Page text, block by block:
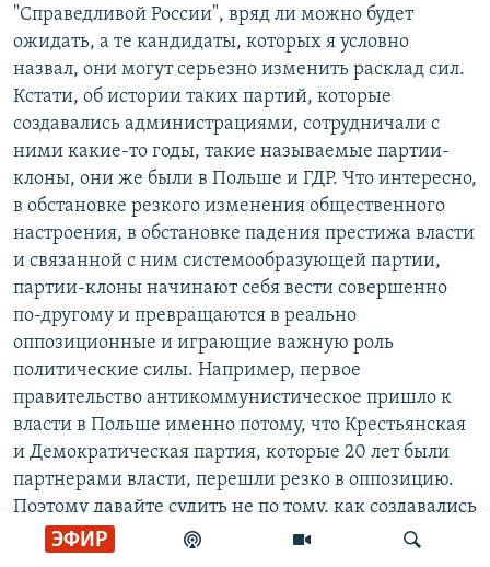
ЭФИР
"Справедливой России", вряд ли можно будет
ожидать, а те кандидаты, которых я условно
назвал, они могут серьезно изменить расклад сил.
Кстати, об истории таких партий, которые
создавались администрациями, сотрудничали с
ними какие-то годы, такие называемые партии-
клоны, они же были в Польше и ГДР. Что интересно,
в обстановке резкого изменения общественного
настроения, в обстановке падения престижа власти
и связанной с ним системообразующей партии,
партии-клоны начинают себя вести совершенно
по-другому и превращаются в реально
оппозиционные и играющие важную роль
политические силы. Например, первое
правительство антикоммунистическое пришло к
власти в Польше именно потому, что Крестьянская
и Демократическая партия, которые 20 лет были
партнерами власти, перешли резко в оппозицию.
Поэтому давайте судить не по тому, как создавались
партии и кто из функционеров ходил к Суркову, а